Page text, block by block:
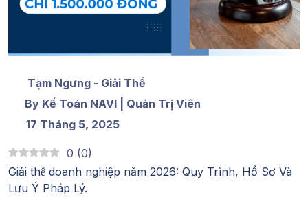
Tạm Ngưng - Giải Thể
By Kế Toán NAVI | Quản Trị Viên
17 Tháng 5, 2025
0 (0)
Giải thể doanh nghiệp năm 2026: Quy Trình, Hồ Sơ Và
Lưu Ý Pháp Lý.